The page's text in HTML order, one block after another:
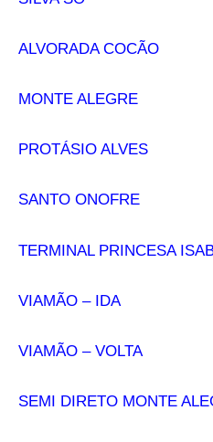
ALVORADA COCÃO
MONTE ALEGRE
PROTÁSIO ALVES
SANTO ONOFRE
TERMINAL PRINCESA
VIAMÃO – IDA
VIAMÃO – VOLTA
SEMI DIRETO MONTE